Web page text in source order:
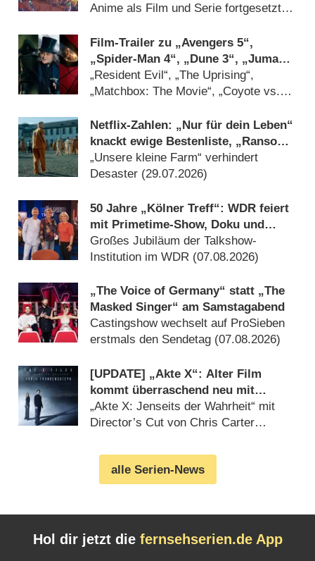
Anime als Film und Serie fortgesetzt
Film-Trailer zu „Avengers 5“,
„Spider-Man 4“, „Dune 3“, „Jumanji
3“ und DC-Horror „Clayface“
„Resident Evil“, „The Uprising“,
„Matchbox: The Movie“, „Coyote vs.
(27.07.2026)
Netflix-Zahlen: „Nur für dein Leben“
knackt ewige Bestenliste, „Ransom
Canyon“ geht mau weiter
„Unsere kleine Farm“ verhindert
Desaster (29.07.2026)
50 Jahre „Kölner Treff“: WDR feiert
mit Primetime-Show, Doku und
Rückblicken
Großes Jubiläum der Talkshow-
Institution im WDR (07.08.2026)
„The Voice of Germany“ statt „The
Masked Singer“ am Samstagabend
Castingshow wechselt auf ProSieben
erstmals den Sendetag (07.08.2026)
[UPDATE] „Akte X“: Alter Film
kommt überraschend neu mit
deutlich mehr Horror
„Akte X: Jenseits der Wahrheit“ mit
Director’s Cut von Chris Carter
alle Serien-News
Hol dir jetzt die fernsehserien.de App